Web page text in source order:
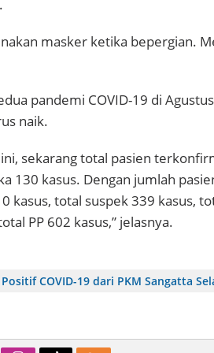
masker ketika bepergian.
pandemi COVID-19 di
naik.
sekarang total pasien
130 kasus. Dengan jumlah
kasus, total suspek 339 kasus,
PP 602 kasus,” jelasnya.
COVID-19 dari PKM Sangatta